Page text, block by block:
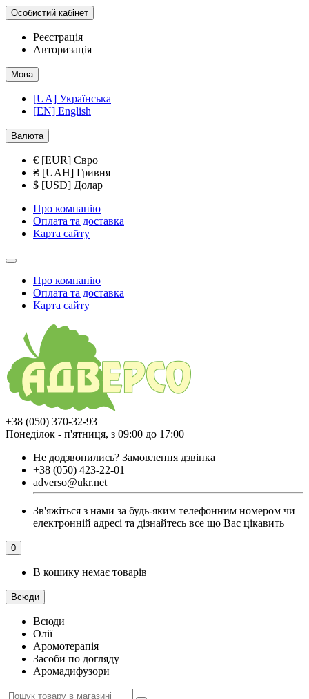
Особистий кабінет
Реєстрація
Авторизація
Мова
[UA] Українська
[EN] English
Валюта
€ [EUR] Євро
₴ [UAH] Гривня
$ [USD] Долар
Про компанію
Оплата та доставка
Карта сайту
Про компанію
Оплата та доставка
Карта сайту
+38 (050) 370-32-93
Понеділок - п'ятниця, з 09:00 до 17:00
Не додзвонились? Замовлення дзвінка
+38 (050) 423-22-01
adverso@ukr.net
Зв'яжіться з нами за будь-яким телефонним номером чи
електронній адресі та дізнайтесь все що Вас цікавить
0
В кошику немає товарів
Всюди
Всюди
Олії
Аромотерапія
Засоби по догляду
Аромадифузори